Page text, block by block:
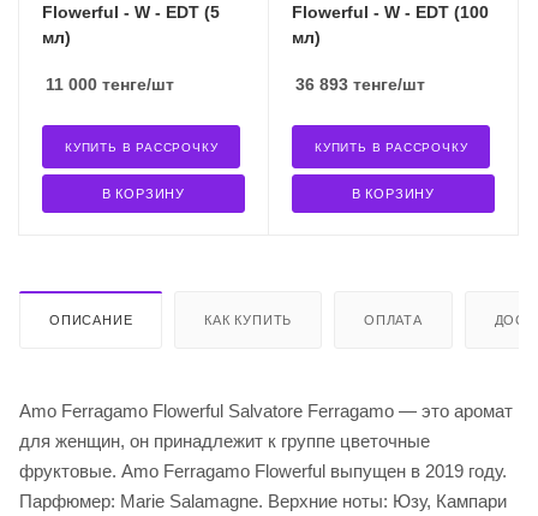
Flowerful - W - EDT (5
мл)
11 000 тенге/шт
В КОРЗИНУ
КУПИТЬ В РАССРОЧКУ
Flowerful - W - EDT (100
мл)
36 893 тенге/шт
В КОРЗИНУ
КУПИТЬ В РАССРОЧКУ
ОПИСАНИЕ КАК КУПИТЬ ОПЛАТА
Amo Ferragamo Flowerful Salvatore Ferragamo — это аромат
для женщин, он принадлежит к группе цветочные
фруктовые. Amo Ferragamo Flowerful выпущен в 2019 году.
Парфюмер: Marie Salamagne. Верхние ноты: Юзу, Кампари